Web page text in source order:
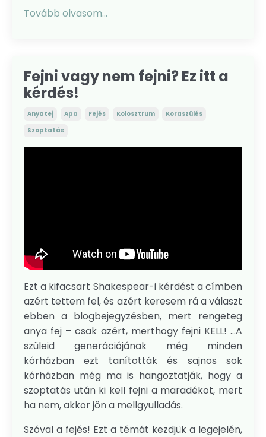
Tovább olvasom...
Fejni vagy nem fejni? Ez itt a
kérdés!
Anyatej Apa Fejés Kolosztrum
Koraszülés
Szoptatás
Ezt a kifacsart Shakespear-i kérdést a címben
azért tettem fel, és azért keresem rá a választ
ebben a blogbejegyzésben, mert rengeteg
anya fej – csak azért, merthogy fejni KELL! ...A
szüleid generációjának még minden
kórházban ezt tanították és sajnos sok
kórházban még ma is hangoztatják, hogy a
szoptatás után ki kell fejni a maradékot, mert
ha nem, akkor jön a mellgyulladás.
Szóval a fejés! Ezt a témát kezdjük a legejelén,